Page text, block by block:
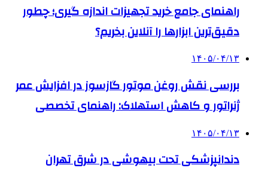
راهنمای جامع خرید تجهیزات اندازه گیری؛ چطور
دقیق‌ترین ابزارها را آنلاین بخریم؟
۱۴۰۵/۰۴/۱۳
بررسی نقش روغن موتور گازسوز در افزایش عمر
ژنراتور و کاهش استهلاک: راهنمای تخصصی
۱۴۰۵/۰۴/۱۳
دندانپزشکی تحت بیهوشی در شرق تهران